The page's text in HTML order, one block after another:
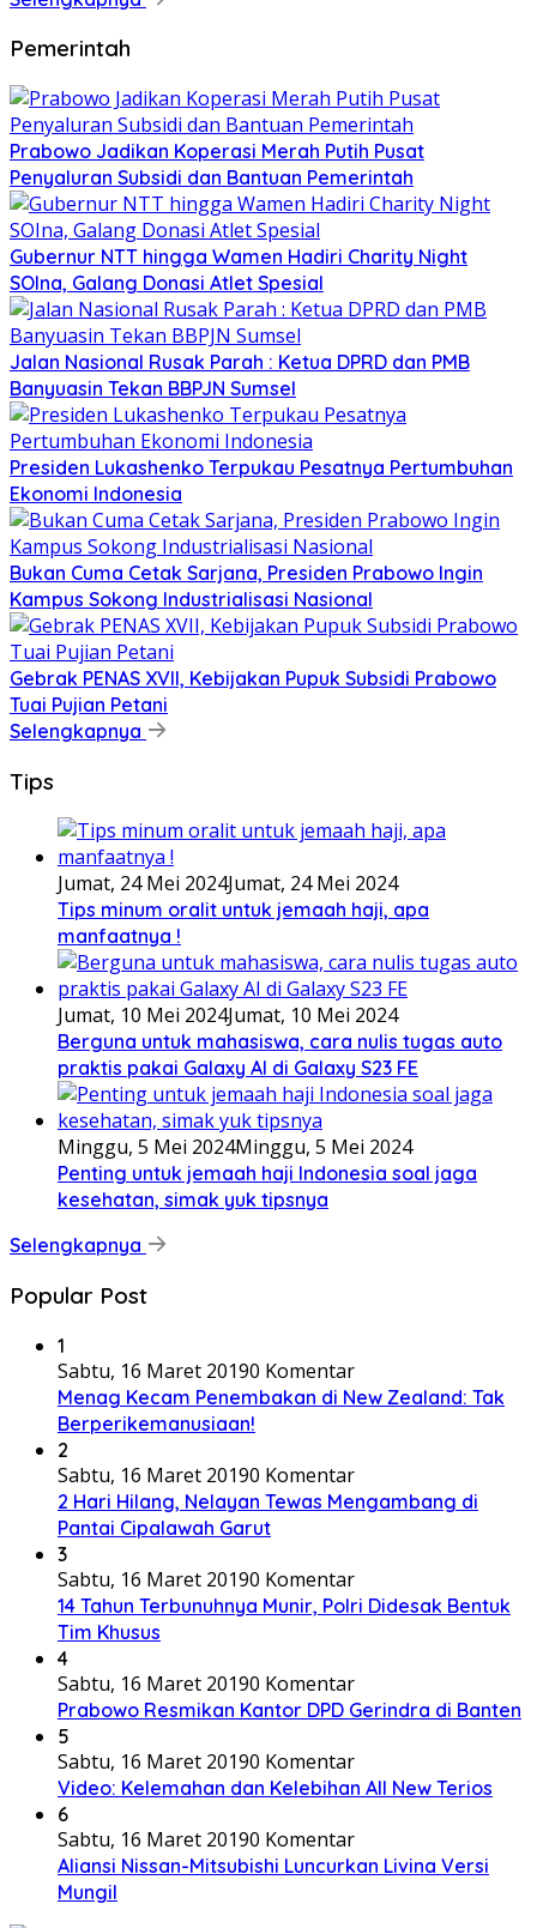
Pemerintah
Prabowo Jadikan Koperasi Merah Putih Pusat
Penyaluran Subsidi dan Bantuan Pemerintah
Gubernur NTT hingga Wamen Hadiri Charity Night
SOIna, Galang Donasi Atlet Spesial
Jalan Nasional Rusak Parah : Ketua DPRD dan PMB
Banyuasin Tekan BBPJN Sumsel
Presiden Lukashenko Terpukau Pesatnya Pertumbuhan
Ekonomi Indonesia
Bukan Cuma Cetak Sarjana, Presiden Prabowo Ingin
Kampus Sokong Industrialisasi Nasional
Gebrak PENAS XVII, Kebijakan Pupuk Subsidi Prabowo
Tuai Pujian Petani
Selengkapnya
Tips
Jumat, 24 Mei 2024Jumat, 24 Mei 2024
Tips minum oralit untuk jemaah haji, apa
manfaatnya !
Jumat, 10 Mei 2024Jumat, 10 Mei 2024
Berguna untuk mahasiswa, cara nulis tugas auto
praktis pakai Galaxy AI di Galaxy S23 FE
Minggu, 5 Mei 2024Minggu, 5 Mei 2024
Penting untuk jemaah haji Indonesia soal jaga
kesehatan, simak yuk tipsnya
Selengkapnya
Popular Post
1
Sabtu, 16 Maret 20190 Komentar
Menag Kecam Penembakan di New Zealand: Tak
Berperikemanusiaan!
2
Sabtu, 16 Maret 20190 Komentar
2 Hari Hilang, Nelayan Tewas Mengambang di
Pantai Cipalawah Garut
3
Sabtu, 16 Maret 20190 Komentar
14 Tahun Terbunuhnya Munir, Polri Didesak Bentuk
Tim Khusus
4
Sabtu, 16 Maret 20190 Komentar
Prabowo Resmikan Kantor DPD Gerindra di Banten
5
Sabtu, 16 Maret 20190 Komentar
Video: Kelemahan dan Kelebihan All New Terios
6
Sabtu, 16 Maret 20190 Komentar
Aliansi Nissan-Mitsubishi Luncurkan Livina Versi
Mungil